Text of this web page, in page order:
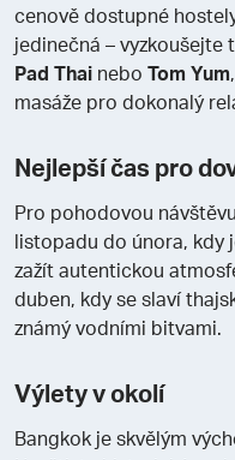
cenově dostupné
jedinečná –
Pad Thai nebo Tom Yum
masáže pro dokonalý
Nejlepší čas pro
Pro pohodovou
listopadu do února, kdy
zažít autentickou
duben, kdy se slaví
známý vodními bitvami.
Výlety v okolí
Bangkok je skvělým